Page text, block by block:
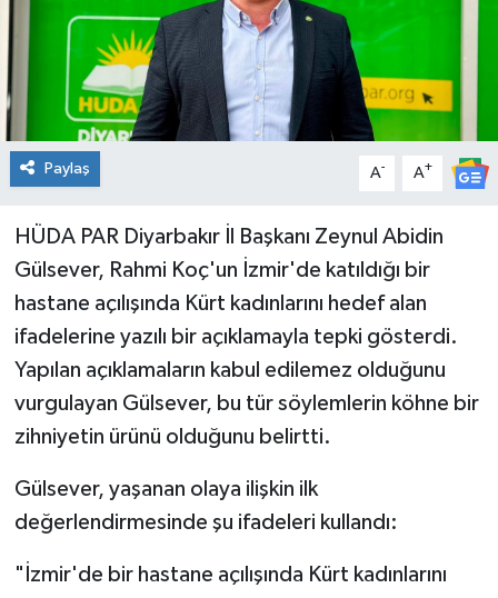
Paylaş A- A+
HÜDA PAR Diyarbakır İl Başkanı Zeynul Abidin
Gülsever, Rahmi Koç'un İzmir'de katıldığı bir
hastane açılışında Kürt kadınlarını hedef alan
ifadelerine yazılı bir açıklamayla tepki gösterdi.
Yapılan açıklamaların kabul edilemez olduğunu
vurgulayan Gülsever, bu tür söylemlerin köhne bir
zihniyetin ürünü olduğunu belirtti.
Gülsever, yaşanan olaya ilişkin ilk
değerlendirmesinde şu ifadeleri kullandı:
"İzmir'de bir hastane açılışında Kürt kadınlarını
Kültür & Sanat
KURDÎ
Sağlık
Sağlık & Yaşam
Siyaset
Spor
Yaşam